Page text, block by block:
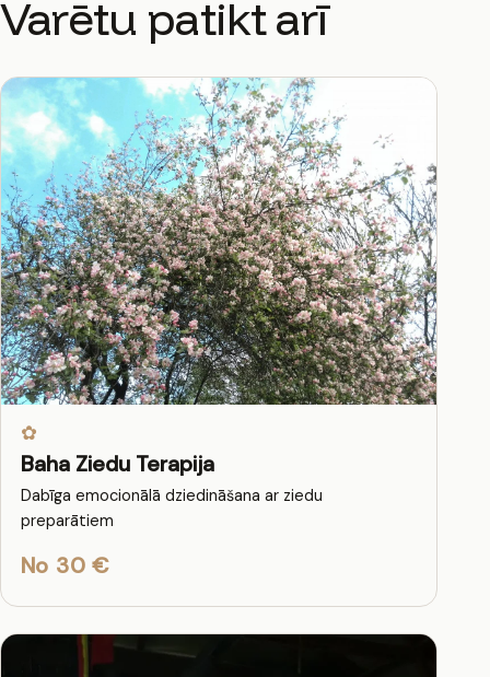
Varētu patikt arī
✿
Baha Ziedu Terapija
Dabīga emocionālā dziedināšana ar ziedu
preparātiem
No 30 €